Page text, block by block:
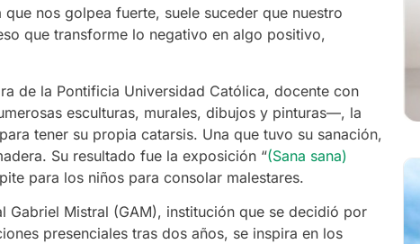
nos golpea fuerte, suele suceder que nuestro
que transforme lo negativo en algo positivo,
de la Pontificia Universidad Católica, docente con
esculturas, murales, dibujos y pinturas—, la
tener su propia catarsis. Una que tuvo su sanación,
Su resultado fue la exposición “(Sana sana)
para los niños para consolar malestares.
Gabriel Mistral (GAM), institución que se decidió por
presenciales tras dos años, se inspira en los